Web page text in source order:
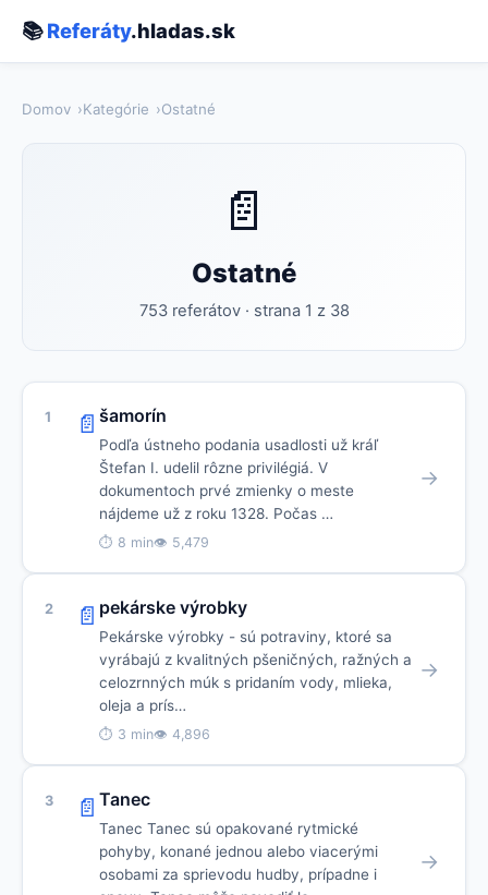
📚Referáty.hladas.sk
Domov Kategórie Ostatné
📄
Ostatné
753 referátov · strana 1 z 38
1 📄 šamorín
Podľa ústneho podania usadlosti už kráľ
Štefan I. udelil rôzne privilégiá. V
dokumentoch prvé zmienky o meste
nájdeme už z roku 1328. Počas …
⏱ 8 min👁 5,479
→
2 📄 pekárske výrobky
Pekárske výrobky - sú potraviny, ktoré sa
vyrábajú z kvalitných pšeničných, ražných a
celozrnných múk s pridaním vody, mlieka,
oleja a prís…
⏱ 3 min👁 4,896
→
3 📄 Tanec
Tanec Tanec sú opakované rytmické
pohyby, konané jednou alebo viacerými
osobami za sprievodu hudby, prípadne i
→